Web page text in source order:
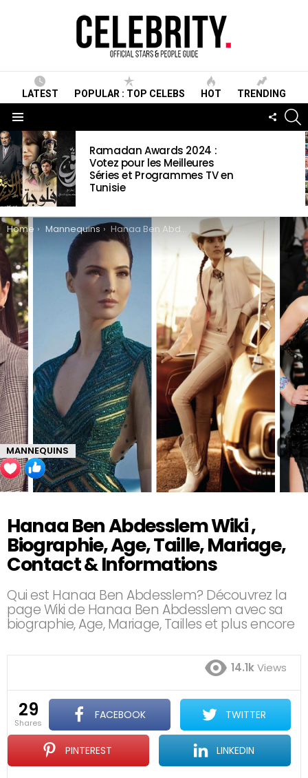
LATEST POPULAR : TOP CELEBS HOT TRENDING
LATEST
STORIES
Ramadan Awards 2024 :
Votez pour les Meilleures
Séries et Programmes TV en
Tunisie
You are here:
Home Mannequins Hanaa Ben Abdesslem Wiki , Biographie, Age, Taille, Mariage, Contact & Informations
MANNEQUINS
Hanaa Ben Abdesslem Wiki ,
Biographie, Age, Taille, Mariage,
Contact & Informations
Qui est Hanaa Ben Abdesslem? Découvrez la
page Wiki de Hanaa Ben Abdesslem avec sa
biographie, Age, Mariage, Tailles et plus encore
14.1kViews
29
shares
FACEBOOK TWITTER
PINTEREST LINKEDIN